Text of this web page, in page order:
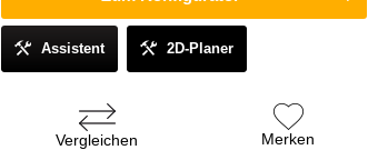
Assistent 2D-Planer
Vergleichen Merken